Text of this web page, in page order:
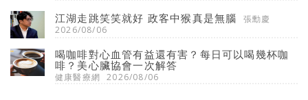
江湖走跳笑笑就好 政客中猴真是無腦
張勳慶
2026/08/06
喝咖啡對心血管有益還有害？每日可以喝幾杯咖
啡？美心臟協會一次解答
健康醫療網 2026/08/06